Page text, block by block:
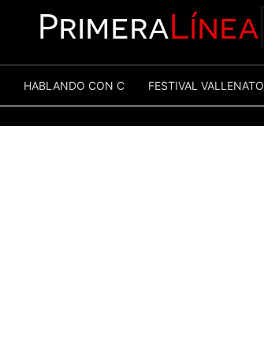
PrimeraLínea
HABLANDO CON C FESTIVAL VALLENATO